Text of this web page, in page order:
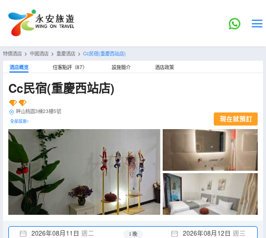
特價酒店 > 中國酒店 > 重慶酒店 > Cc民宿(重慶西站店)
酒店概览 住客點評（87） 設施簡介 酒店政策
Cc民宿(重慶西站店)
畔山桃園3棟23樓5號
全部設施> 現在就預訂
2026年08月11日 週二 2026年08月12日 週三
1 晚